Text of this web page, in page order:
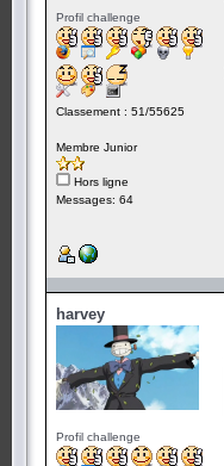
Profil challenge
Classement : 51/55625
Membre Junior
Hors ligne
Messages: 64
harvey
Profil challenge